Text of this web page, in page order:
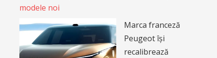
modele noi
Marca franceză
Peugeot își
recalibrează